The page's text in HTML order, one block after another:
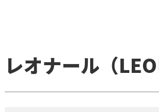
ムレスなデザインが多く、性別や年齢を問わ
理念を重視し、素材選びや生産工程において
レオナール（